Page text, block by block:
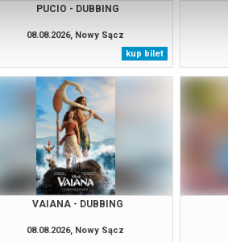
PUCIO - DUBBING
08.08.2026, Nowy Sącz
kup bilet
VAIANA - DUBBING
08.08.2026, Nowy Sącz